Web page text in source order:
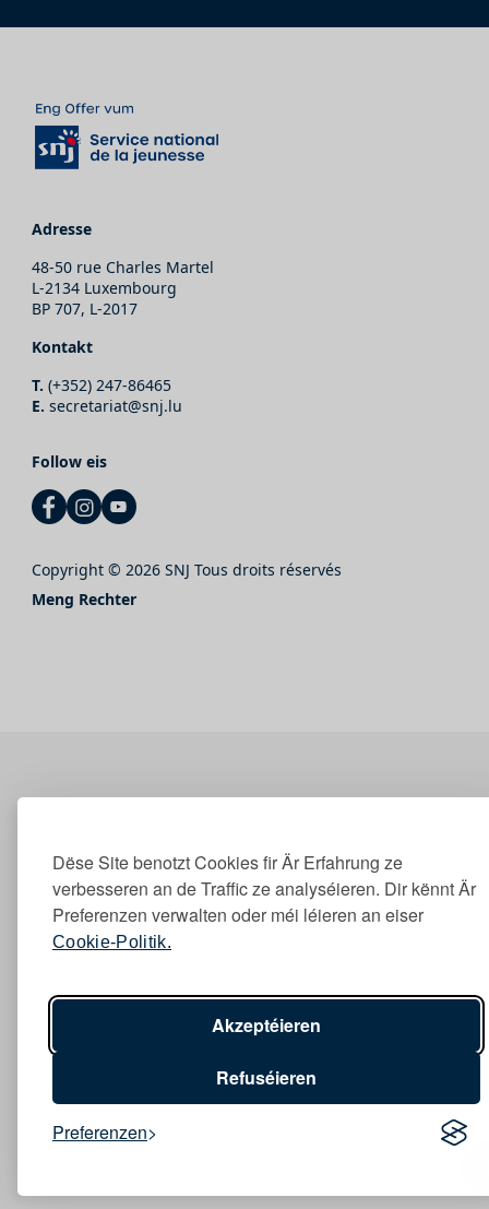
Dëse Site benotzt Cookies fir Är Erfahrung ze
verbesseren an de Traffic ze analyséieren. Dir kënnt Är
Preferenzen verwalten oder méi léieren an eiser
Cookie-Politik.
Akzeptéieren
Refuséieren
Preferenzen
Adresse
48-50 rue Charles Martel
L-2134 Luxembourg
BP 707, L-2017
Kontakt
T. (+352) 247-86465
E. secretariat@snj.lu
Follow eis
Copyright © 2026 SNJ Tous droits réservés
Meng Rechter